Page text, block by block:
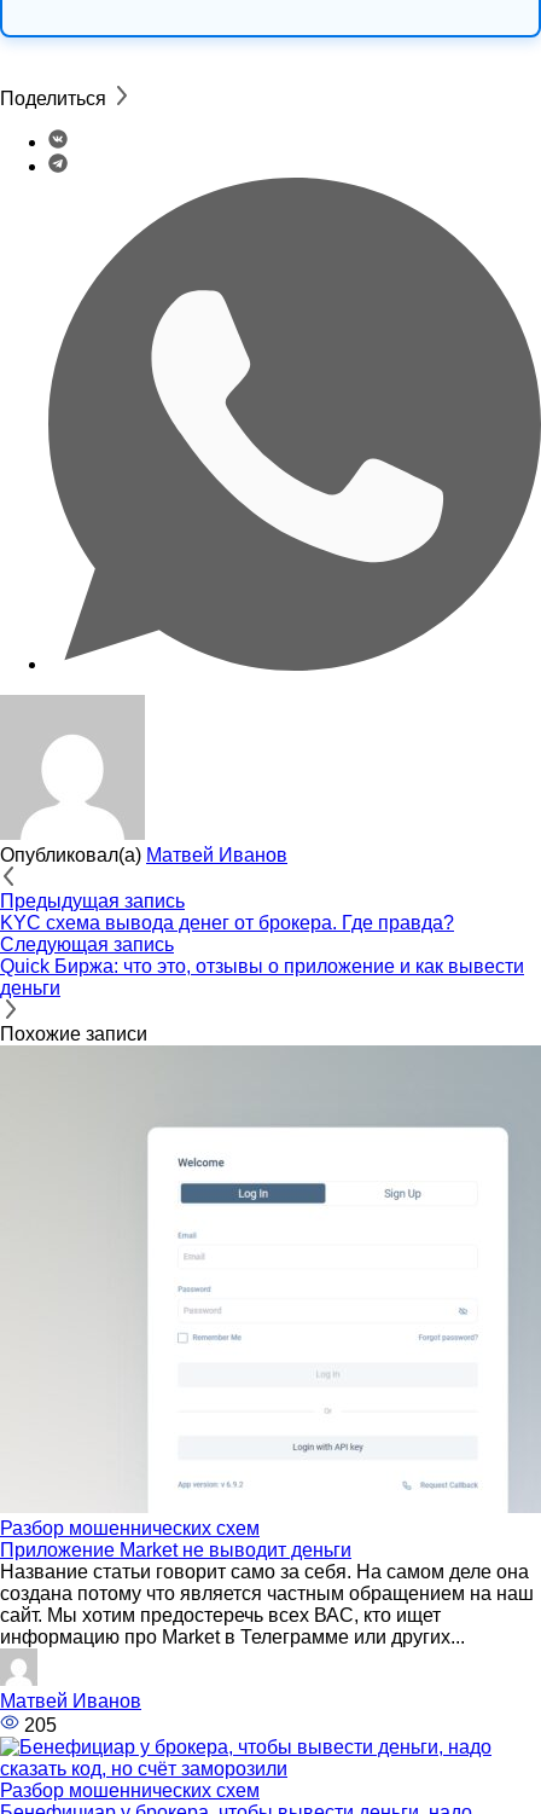
Поделиться
Опубликовал(а) Матвей Иванов
Предыдущая запись
KYC схема вывода денег от брокера. Где правда?
Следующая запись
Quick Биржа: что это, отзывы о приложение и как вывести
деньги
Похожие записи
Разбор мошеннических схем
Приложение Market не выводит деньги
Название статьи говорит само за себя. На самом деле она
создана потому что является частным обращением на наш
сайт. Мы хотим предостеречь всех ВАС, кто ищет
информацию про Market в Телеграмме или других...
Матвей Иванов
205
Разбор мошеннических схем